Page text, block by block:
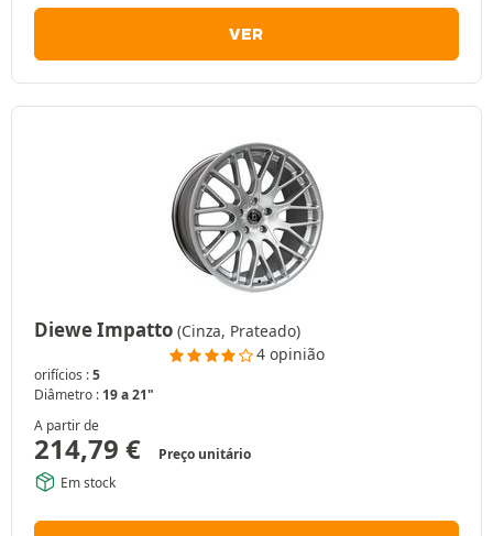
VER
Diewe Impatto (Cinza, Prateado)
4 opinião
orifícios :5
Diâmetro : 19 a 21"
A partir de
214,79 €
Preço unitário
Em stock